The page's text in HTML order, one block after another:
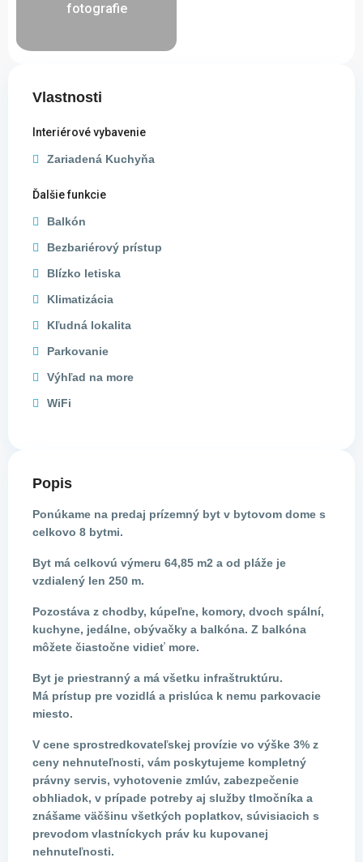
fotografie
Vlastnosti
Interiérové vybavenie
Zariadená Kuchyňa
Ďalšie funkcie
Balkón
Bezbariérový prístup
Blízko letiska
Klimatizácia
Kľudná lokalita
Parkovanie
Výhľad na more
WiFi
Popis
Ponúkame na predaj prízemný byt v bytovom dome s
celkovo 8 bytmi.
Byt má celkovú výmeru 64,85 m2 a od pláže je
vzdialený len 250 m.
Pozostáva z chodby, kúpeľne, komory, dvoch spální,
kuchyne, jedálne, obývačky a balkóna. Z balkóna
môžete čiastočne vidieť more.
Byt je priestranný a má všetku infraštruktúru.
Má prístup pre vozidlá a prislúca k nemu parkovacie
miesto.
V cene sprostredkovateľskej provízie vo výške 3% z
ceny nehnuteľnosti, vám poskytujeme kompletný
právny servis, vyhotovenie zmlúv, zabezpečenie
obhliadok, v prípade potreby aj služby tlmočníka a
znášame väčšinu všetkých poplatkov, súvisiacich s
prevodom vlastníckych práv ku kupovanej
nehnuteľnosti.